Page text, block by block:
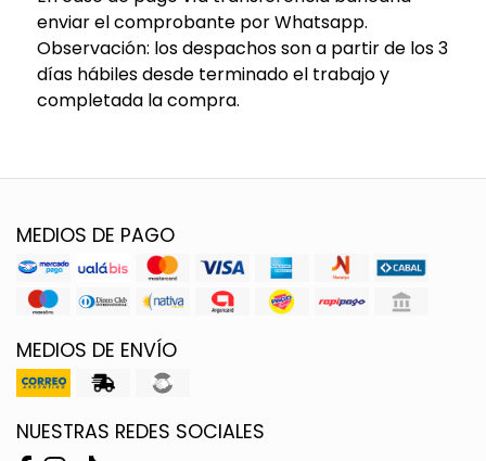
enviar el comprobante por Whatsapp.
Observación: los despachos son a partir de los 3
días hábiles desde terminado el trabajo y
completada la compra.
MEDIOS DE PAGO
MEDIOS DE ENVÍO
NUESTRAS REDES SOCIALES